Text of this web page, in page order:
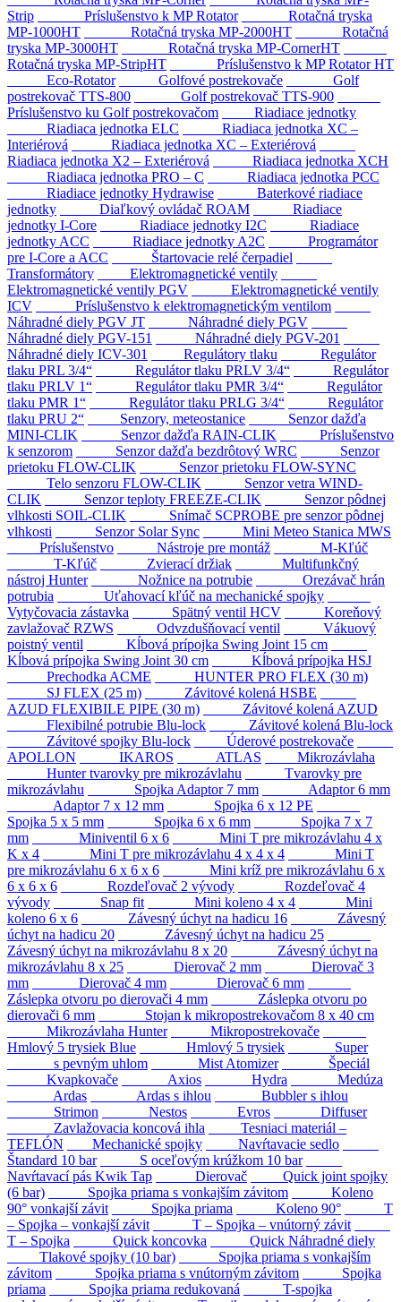
Strip
Príslušenstvo k MP Rotator
Rotačná tryska
MP-1000HT
Rotačná tryska MP-2000HT
Rotačná
tryska MP-3000HT
Rotačná tryska MP-CornerHT
Rotačná tryska MP-StripHT
Príslušenstvo k MP Rotator HT
Eco-Rotator
Golfové postrekovače
Golf
postrekovač TTS-800
Golf postrekovač TTS-900
Príslušenstvo ku Golf postrekovačom
Riadiace jednotky
Riadiaca jednotka ELC
Riadiaca jednotka XC –
Interiérová
Riadiaca jednotka XC – Exteriérová
Riadiaca jednotka X2 – Exteriérová
Riadiaca jednotka XCH
Riadiaca jednotka PRO – C
Riadiaca jednotka PCC
Riadiace jednotky Hydrawise
Baterkové riadiace
jednotky
Diaľkový ovládač ROAM
Riadiace
jednotky I-Core
Riadiace jednotky I2C
Riadiace
jednotky ACC
Riadiace jednotky A2C
Programátor
pre I-Core a ACC
Štartovacie relé čerpadiel
Transformátory
Elektromagnetické ventily
Elektromagnetické ventily PGV
Elektromagnetické ventily
ICV
Príslušenstvo k elektromagnetickým ventilom
Náhradné diely PGV JT
Náhradné diely PGV
Náhradné diely PGV-151
Náhradné diely PGV-201
Náhradné diely ICV-301
Regulátory tlaku
Regulátor
tlaku PRL 3/4“
Regulátor tlaku PRLV 3/4“
Regulátor
tlaku PRLV 1“
Regulátor tlaku PMR 3/4“
Regulátor
tlaku PMR 1“
Regulátor tlaku PRLG 3/4“
Regulátor
tlaku PRU 2“
Senzory, meteostanice
Senzor dažďa
MINI-CLIK
Senzor dažďa RAIN-CLIK
Príslušenstvo
k senzorom
Senzor dažďa bezdrôtový WRC
Senzor
prietoku FLOW-CLIK
Senzor prietoku FLOW-SYNC
Telo senzoru FLOW-CLIK
Senzor vetra WIND-
CLIK
Senzor teploty FREEZE-CLIK
Senzor pôdnej
vlhkosti SOIL-CLIK
Snímač SCPROBE pre senzor pôdnej
vlhkosti
Senzor Solar Sync
Mini Meteo Stanica MWS
Príslušenstvo
Nástroje pre montáž
M-Kľúč
T-Kľúč
Zvierací držiak
Multifunkčný
nástroj Hunter
Nožnice na potrubie
Orezávač hrán
potrubia
Uťahovací kľúč na mechanické spojky
Vytyčovacia zástavka
Spätný ventil HCV
Koreňový
zavlažovač RZWS
Odvzdušňovací ventil
Vákuový
poistný ventil
Kĺbová prípojka Swing Joint 15 cm
Kĺbová prípojka Swing Joint 30 cm
Kĺbová prípojka HSJ
Prechodka ACME
HUNTER PRO FLEX (30 m)
SJ FLEX (25 m)
Závitové kolená HSBE
AZUD FLEXIBILE PIPE (30 m)
Závitové kolená AZUD
Flexibilné potrubie Blu-lock
Závitové kolená Blu-lock
Závitové spojky Blu-lock
Úderové postrekovače
APOLLON
IKAROS ATLAS
Mikrozávlaha
Hunter tvarovky pre mikrozávlahu
Tvarovky pre
mikrozávlahu
Spojka Adaptor 7 mm
Adaptor 6 mm
Adaptor 7 x 12 mm
Spojka 6 x 12 PE
Spojka 5 x 5 mm
Spojka 6 x 6 mm
Spojka 7 x 7
mm
Miniventil 6 x 6
Mini T pre mikrozávlahu 4 x
K x 4
Mini T pre mikrozávlahu 4 x 4 x 4
Mini T
pre mikrozávlahu 6 x 6 x 6
Mini kríž pre mikrozávlahu 6 x
6 x 6 x 6
Rozdeľovač 2 vývody
Rozdeľovač 4
vývody
Snap fit Mini koleno 4 x 4
Mini
koleno 6 x 6
Závesný úchyt na hadicu 16
Závesný
úchyt na hadicu 20
Závesný úchyt na hadicu 25
Závesný úchyt na mikrozávlahu 8 x 20
Závesný úchyt na
mikrozávlahu 8 x 25
Dierovač 2 mm
Dierovač 3
mm
Dierovač 4 mm
Dierovač 6 mm
Záslepka otvoru po dierovači 4 mm
Záslepka otvoru po
dierovači 6 mm
Stojan k mikropostrekovačom 8 x 40 cm
Mikrozávlaha Hunter
Mikropostrekovače
Hmlový 5 trysiek Blue
Hmlový 5 trysiek
Super
s pevným uhlom
Mist Atomizer
Špeciál
Kvapkovače
Axios Hydra
Medúza
Ardas
Ardas s ihlou
Bubbler s ihlou
Strimon
Nestos Evros
Diffuser
Zavlažovacia koncová ihla
Tesniaci materiál –
TEFLÓN
Mechanické spojky
Navŕtavacie sedlo
Štandard 10 bar
S oceľovým krúžkom 10 bar
Navŕtavací pás Kwik Tap
Dierovač
Quick joint spojky
(6 bar)
Spojka priama s vonkajším závitom
Koleno
90° vonkajší závit
Spojka priama Koleno 90°
T
– Spojka – vonkajší závit
T – Spojka – vnútorný závit
T – Spojka
Quick koncovka
Quick Náhradné diely
Tlakové spojky (10 bar)
Spojka priama s vonkajším
závitom
Spojka priama s vnútorným závitom
Spojka
priama
Spojka priama redukovaná
T-spojka